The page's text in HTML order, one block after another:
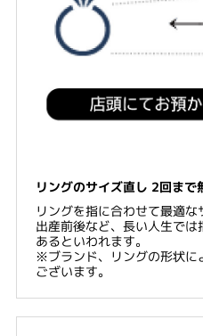
リングのサイズ直し 2回まで
リングを指に合わせて最適な
出産前後など、長い人生で
あるといわれます。
※ブランド、リングの形状に
ございます。